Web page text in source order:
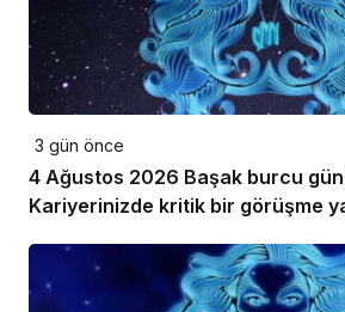
3 gün önce
4 Ağustos 2026 Başak burcu
Kariyerinizde kritik bir görüşme